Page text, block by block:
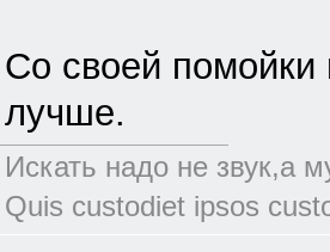
Со своей
лучше.
Искать надо не звук,а
Quis custodiet ipsos